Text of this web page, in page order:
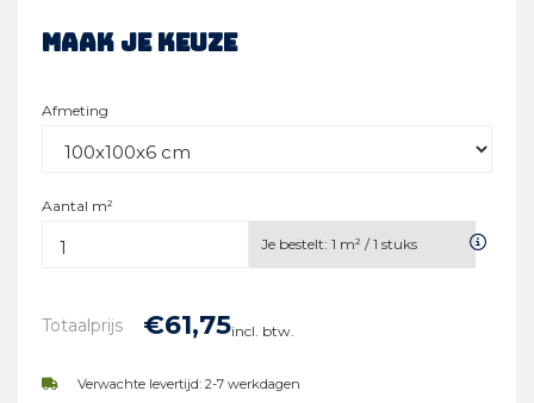
Maak je keuze
Afmeting
Aantal m²
Je bestelt: 1 m² /1 stuks
Totaalprijs €61,75incl. btw.
Verwachte levertijd: 2-7 werkdagen